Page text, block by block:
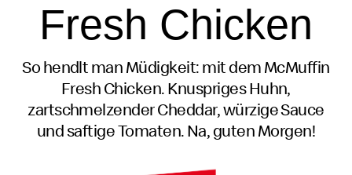
Fresh Chicken
So hendlt man Müdigkeit: mit dem McMuffin
Fresh Chicken. Knuspriges Huhn,
zartschmelzender Cheddar, würzige Sauce
und saftige Tomaten. Na, guten Morgen!